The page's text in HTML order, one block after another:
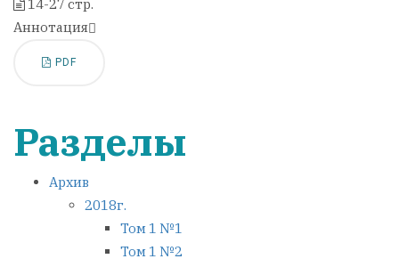
14-27 стр.
Аннотация
PDF
Разделы
Архив
2018г.
Том 1 №1
Том 1 №2